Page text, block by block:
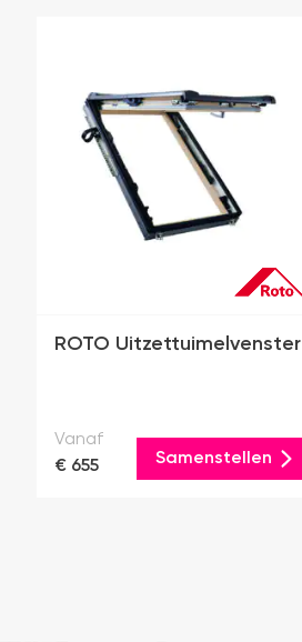
ROTO Uitzettuimelvenster
Vanaf
€ 655
Samenstellen